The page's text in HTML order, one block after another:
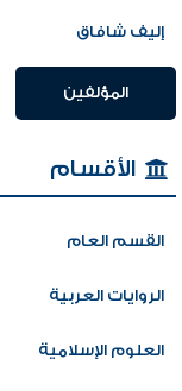
إليف شافاق
المؤلفين
الأقسام
القسم العام
الروايات العربية
العلوم الإسلامية